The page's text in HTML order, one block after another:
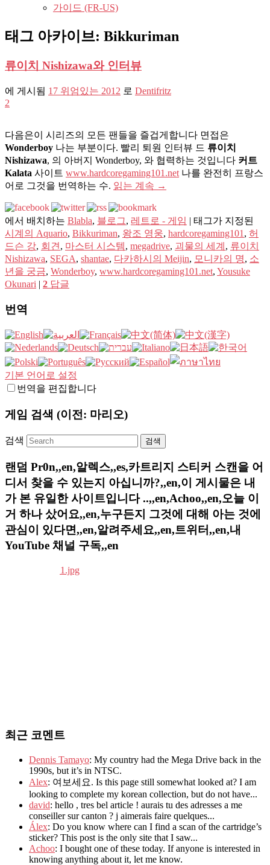
가이드 (FR-US)
태그 아카이브: Bikkuriman
류이치 Nishizawa와 인터뷰
에 게시됨 17 위엄있는 2012 로 Dentifritz
2
다음은이 시리즈의 모든 팬들을 즐겁게합니다 면접은
Wonderboy 나는 부분이다. 빨리 퇴원 인터뷰 드 류이치
Nishizawa, 의 아버지 Wonderboy, 와 협력하는 것입니다 커트
Kalata 사이트 www.hardcoregaming101.net 나를 완전히 프랑스
어로 그것을 번역하는 수. 읽는 계속 →
에서 배치하는 Blabla, 블로그, 레트로 - 게임 | 태그가 지정된
시계의 Aquario, Bikkuriman, 왕조 영웅, hardcoregaming101 , 허
드슨 강, 회견 , 마스터 시스템, megadrive, 괴물의 세계 , 류이치
Nishizawa, SEGA, shantae, 다카하시의 Meijin, 모니카의 명, 소
년을 궁금, Wonderboy, www.hardcoregaming101.net, Yousuke
Okunari | 2 답글
번역
기본 언어로 설정
번역을 편집합니다
게임 검색 (이전: 마리오)
검색
랜덤 Pr0n,,en,알렉스,,es,카트리지 스티커 스캔을 어
디서 찾을 수 있는지 아십니까?,,en,이 게시물은 내
가 본 유일한 사이트입니다 ..,,en,Achoo,,en,오늘 이
거 하나 샀어요,,en,누구든지 그것에 대해 아는 것에
관심이 있다면,,en,알려주세요,,en,트위터,,en,내
YouTube 채널 구독,,en
최근 코멘트
Dennis Tamayo: My country had the Mega Drive back in the
1990s, but it’s in NTSC.
Alex: 여보세요. Is this page still somewhat looked at? I am
looking to complete my korean collection, but do not have...
david: hello , tres bel article ! aurais tu des adresses a me
conseiller sur canton ? j aimerais faire quelques...
Álex: Do you know where can I find a scan of the cartridge’s
sticker? This post is the only site that I saw...
Achoo: I bought one of these today. If anyone is interested in
knowing anything about it, let me know.